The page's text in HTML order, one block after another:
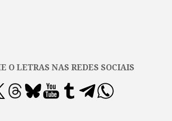
O LETRAS NAS REDES SOCIAIS